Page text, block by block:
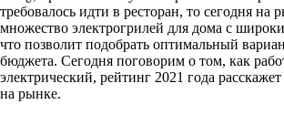
требовалось идти в ресторан, то сегодня на
множество электрогрилей для дома с
что позволит подобрать оптимальный
бюджета. Сегодня поговорим о том, как
электрический, рейтинг 2021 года
на рынке.